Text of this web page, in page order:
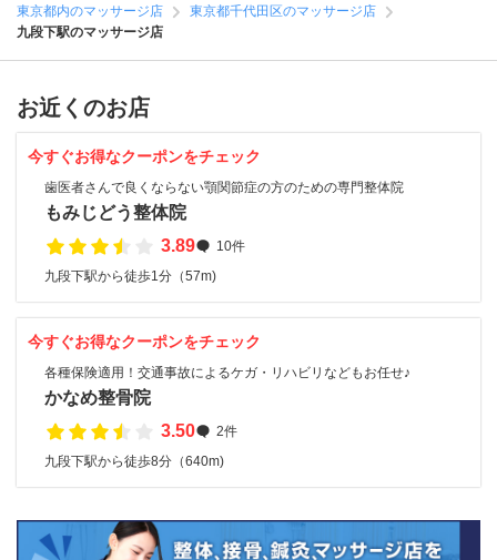
東京都内のマッサージ店
東京都千代田区のマッサージ店
九段下駅のマッサージ店
お近くのお店
今すぐお得なクーポンをチェック
歯医者さんで良くならない顎関節症の方のための専門整体院
もみじどう整体院
3.89
10件
九段下駅から徒歩1分（57m)
今すぐお得なクーポンをチェック
各種保険適用！交通事故によるケガ・リハビリなどもお任せ♪
かなめ整骨院
3.50
2件
九段下駅から徒歩8分（640m)